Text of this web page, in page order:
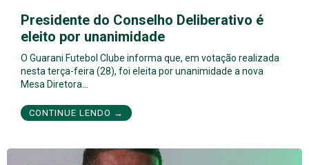
Presidente do Conselho Deliberativo é
eleito por unanimidade
O Guarani Futebol Clube informa que, em votação realizada
nesta terça-feira (28), foi eleita por unanimidade a nova
Mesa Diretora…
CONTINUE LENDO →